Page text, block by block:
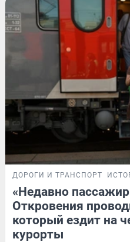
ДОРОГИ И ТРАНСПОРТ
«Недавно
Откровения
который ездит на
курорты